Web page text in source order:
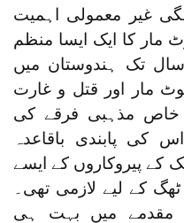
غیر معمولی اہمیت
مار کا ایک ایسا منظم
سال تک ہندوستان میں
مار اور قتل و غارت
خاص مذہبی فرقے کی
کی پابندی باقاعدہ
پیروکاروں کے ایسے
کے لیے لازمی تھی۔
مقدمے میں بہت ہی